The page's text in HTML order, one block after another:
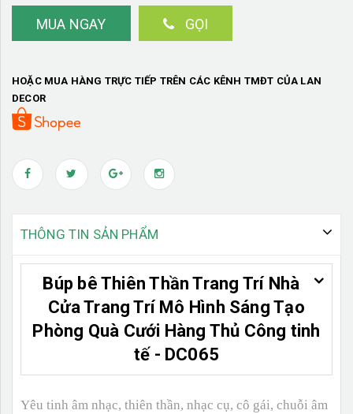
MUA NGAY GỌI
HOẶC MUA HÀNG TRỰC TIẾP TRÊN CÁC KÊNH TMĐT CỦA LAN
DECOR
THÔNG TIN SẢN PHẨM
Búp bê Thiên Thần Trang Trí Nhà
Cửa Trang Trí Mô Hình Sáng Tạo
Phòng Quà Cưới Hàng Thủ Công tinh
tế - DC065
Yêu tinh âm nhạc, thiên thần, nhạc cụ, cô gái, chuỗi âm